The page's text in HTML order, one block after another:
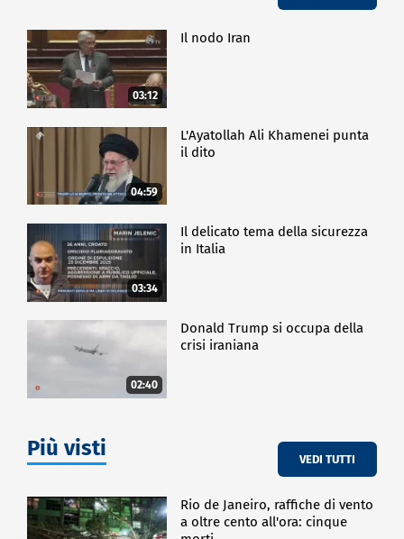
03:12
Il nodo Iran
04:59
L'Ayatollah Ali Khamenei punta
il dito
03:34
Il delicato tema della sicurezza
in Italia
02:40
Donald Trump si occupa della
crisi iraniana
Più visti VEDI TUTTI
Rio de Janeiro, raffiche di vento
a oltre cento all'ora: cinque